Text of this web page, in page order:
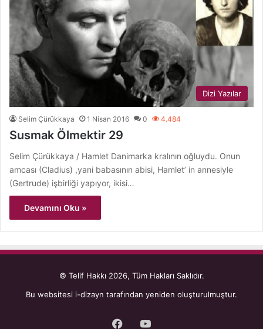
Dizi Yazılar
Selim Çürükkaya 1 Nisan 2016 0 4.484
Susmak Ölmektir 29
Selim Çürükkaya / Hamlet Danimarka kralının oğluydu. Onun
amcası (Cladius) ,yani babasının abisi, Hamlet’ in annesiyle
(Gertrude) işbirliği yapıyor, ikisi…
Devamını Oku »
© Telif Hakkı 2026, Tüm Hakları Saklıdır.
Bu websitesi i-dizayn tarafından yeniden oluşturulmuştur.
Facebook